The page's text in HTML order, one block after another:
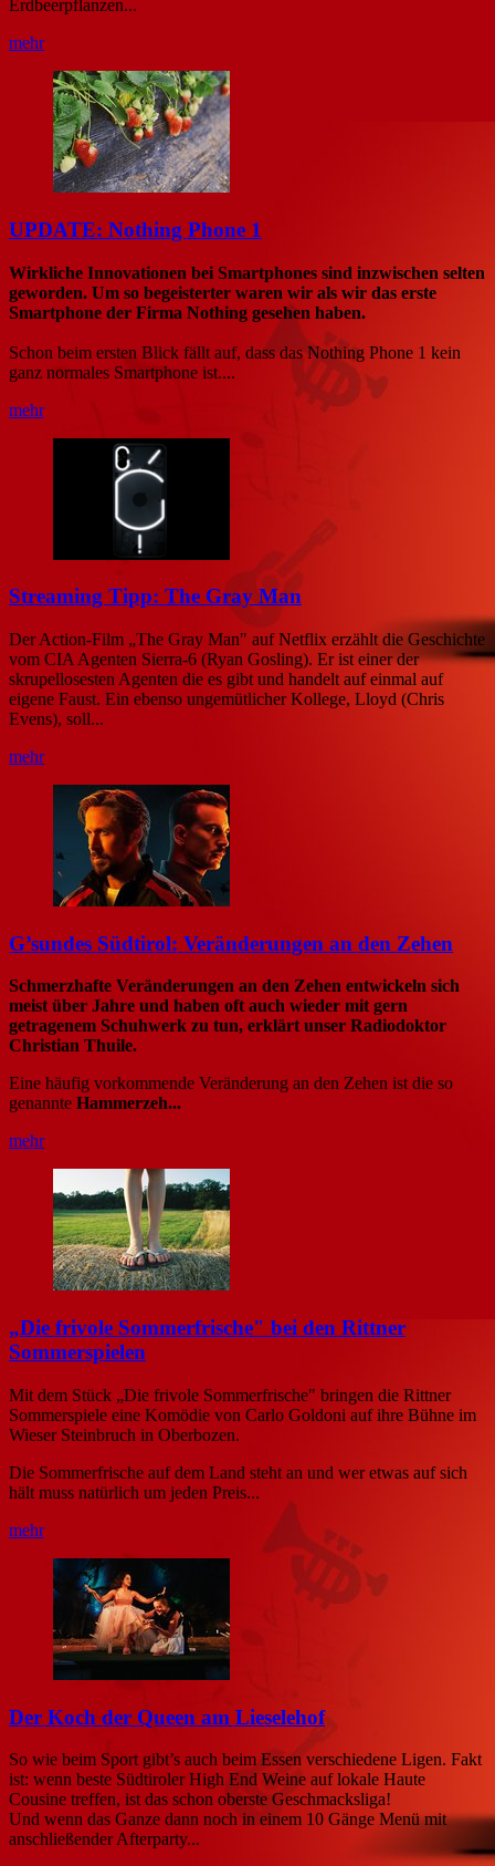
Erdbeerpflanzen...
mehr
UPDATE: Nothing Phone 1
Wirkliche Innovationen bei Smartphones sind inzwischen selten
geworden. Um so begeisterter waren wir als wir das erste
Smartphone der Firma Nothing gesehen haben.
Schon beim ersten Blick fällt auf, dass das Nothing Phone 1 kein
ganz normales Smartphone ist....
mehr
Streaming Tipp: The Gray Man
Der Action-Film „The Gray Man" auf Netflix erzählt die Geschichte
vom CIA Agenten Sierra-6 (Ryan Gosling). Er ist einer der
skrupellosesten Agenten die es gibt und handelt auf einmal auf
eigene Faust. Ein ebenso ungemütlicher Kollege, Lloyd (Chris
Evens), soll...
mehr
G’sundes Südtirol: Veränderungen an den Zehen
Schmerzhafte Veränderungen an den Zehen entwickeln sich
meist über Jahre und haben oft auch wieder mit gern
getragenem Schuhwerk zu tun, erklärt unser Radiodoktor
Christian Thuile.
Eine häufig vorkommende Veränderung an den Zehen ist die so
genannte Hammerzeh...
mehr
„Die frivole Sommerfrische" bei den Rittner
Sommerspielen
Mit dem Stück „Die frivole Sommerfrische" bringen die Rittner
Sommerspiele eine Komödie von Carlo Goldoni auf ihre Bühne im
Wieser Steinbruch in Oberbozen.
Die Sommerfrische auf dem Land steht an und wer etwas auf sich
hält muss natürlich um jeden Preis...
mehr
Der Koch der Queen am Lieselehof
So wie beim Sport gibt’s auch beim Essen verschiedene Ligen. Fakt
ist: wenn beste Südtiroler High End Weine auf lokale Haute
Cousine treffen, ist das schon oberste Geschmacksliga!
Und wenn das Ganze dann noch in einem 10 Gänge Menü mit
anschließender Afterparty...